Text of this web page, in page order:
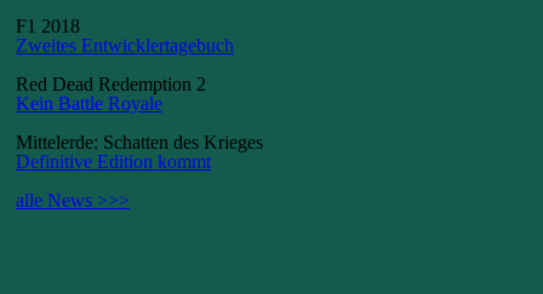
F1 2018
Zweites Entwicklertagebuch
Red Dead Redemption 2
Kein Battle Royale
Mittelerde: Schatten des Krieges
Definitive Edition kommt
alle News >>>